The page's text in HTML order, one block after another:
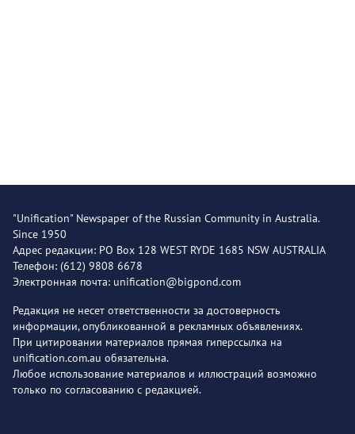
"Unification" Newspaper of the Russian Community in Australia.
Since 1950
Адрес редакции: PO Box 128 WEST RYDE 1685 NSW AUSTRALIA
Телефон: (612) 9808 6678
Электронная почта: unification@bigpond.com
Редакция не несет ответственности за достоверность
информации, опубликованной в рекламных объявлениях.
При цитировании материалов прямая гиперссылка на
unification.com.au обязательна.
Любое использование материалов и иллюстраций возможно
только по согласованию с редакцией.